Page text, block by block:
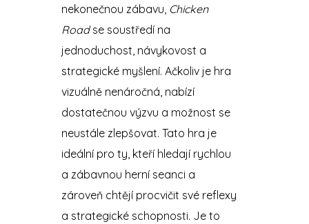
nekonečnou zábavu, Chicken
Roadse soustředí na
jednoduchost, návykovost a
strategické myšlení. Ačkoliv je hra
vizuálně nenáročná, nabízí
dostatečnou výzvu a možnost se
neustále zlepšovat. Tato hra je
ideální pro ty, kteří hledají rychlou
a zábavnou herní seanci a
zároveň chtějí procvičit své reflexy
a strategické schopnosti. Je to